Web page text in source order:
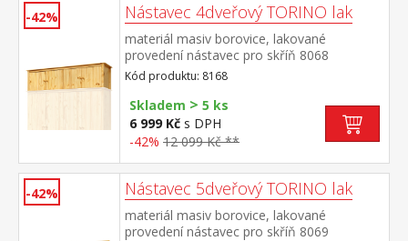
-42% Nástavec 4dveřový TORINO lak
materiál masiv borovice, lakované
provedení nástavec pro skříň 8068
Kód produktu: 8168
Skladem > 5 ks
6 999 Kč s DPH
-42% 12 099 Kč **
-42% Nástavec 5dveřový TORINO lak
materiál masiv borovice, lakované
provedení nástavec pro skříň 8069